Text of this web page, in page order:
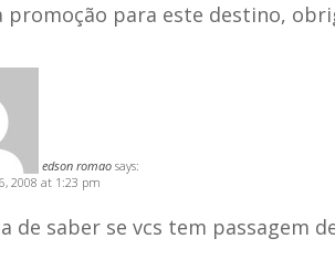
promoção para este destino,
edson romao says:
2008 at 1:23 pm
de saber se vcs tem passagem